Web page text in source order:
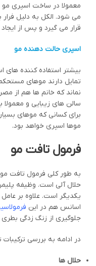
معمولا در ساخت اسپری مو
می شود. الکل به دلیل
قرار می گیرد و پس از
اسپری حالت دهنده مو
بیشتر استفاده کننده
تمایل دارند موهای
نماند که خانم ها هم از
سالن های زیبایی و
برای کسانی که موهای
موها اسپری خواهد بود.
فرمول تافت مو
به طور کلی فرمول تافت
حلال آلی است. وظیفه
یکدیگر است. علاوه بر
اسانس هم در این
جلوگیری از زنگ زدگی
در ادامه به بررسی
حلال ها